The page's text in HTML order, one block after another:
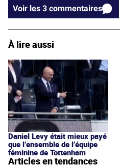
Voir les 3 commentaires
À lire aussi
Daniel Levy était mieux payé
que l’ensemble de l’équipe
féminine de Tottenham
Articles en tendances